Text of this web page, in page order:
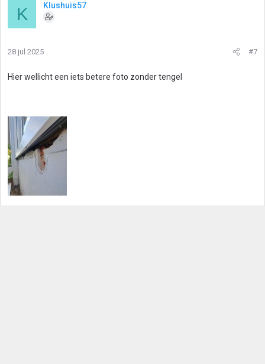
K Klushuis57
28 jul 2025 #7
Hier wellicht een iets betere foto zonder tengel